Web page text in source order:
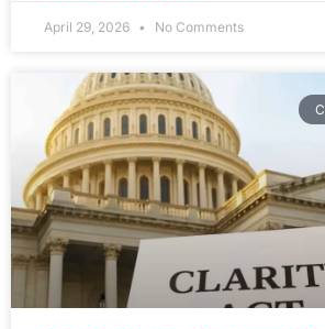
April 29, 2026 No Comments